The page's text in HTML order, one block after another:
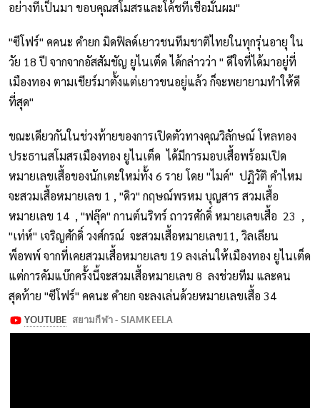
อย่างที่เป็นมา ขอบคุณสโมสรและโค้ชที่เชื่อมั่นผม"
"ซีโฟร์" คคนะ คำยก มิดฟิลด์เยาวชนทีมชาติไทยในทุกรุ่นอายุ ใน
วัย 18 ปี จากจากอัสสัมชัญ ยูไนเต็ด ได้กล่าวว่า " ดีใจที่ได้มาอยู่ที่
เมืองทอง ตามเชียร์มาตั้งแต่เยาวขนอยู่แล้ว ก็จะพยายามทำให้ดี
ที่สุด"
ขณะเดียวกันในช่วงท้ายของการเปิดตัวทางคุณวิลักษณ์ โหลทอง
ประธานสโมสรเมืองทอง ยูไนเต็ด ได้มีการมอบเสื้อพร้อมเปิด
หมายเลขเสื้อของนักเตะใหม่ทั้ง 6 ราย โดย "ไมค์" ปฏิวัติ คำไหม
จะสวมเสื้อหมายเลข 1 , "ดิว" กฤษณ์พรหม บุญสาร สวมเสื้อ
หมายเลข 14 , "ฟลุ๊ค" กานต์นริทร์ ถาวรศักดิ์ หมายเลขเสื้อ 23 ,
"เท่ห์" เจริญศักดิ์ วงศ์กรณ์ จะสวมเสื้อหมายเลข11, วิลเลียน
พ็อพพ์ จากที่เคยสวมเสื้อหมายเลข 19 ลงเล่นให้เมืองทอง ยูไนเต็ด
แต่การคัมแบ๊กครั้งนี้จะสวมเสื้อหมายเลข 8 ลงช่วยทีม และคน
สุดท้าย "ซีโฟร์" คคนะ คำยก จะลงเล่นด้วยหมายเลขเสื้อ 34